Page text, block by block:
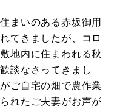
まいのある赤坂御用
てきましたが、コロ
地内に住まわれる秋
談なさってきまし
ご自宅の畑で農作業
れたご夫妻がお声が